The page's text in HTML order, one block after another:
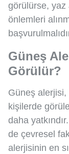
görülürse, yaz
önlemleri
Güneş
Görülür?
Güneş
kişilerde
daha
de çevresel
alerjisinin en